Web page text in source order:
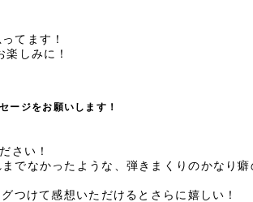
てます！
しみに！
ージをお願いします！
さい！
でなかったような、弾きまくりのかなり
つけて感想いただけるとさらに嬉しい！